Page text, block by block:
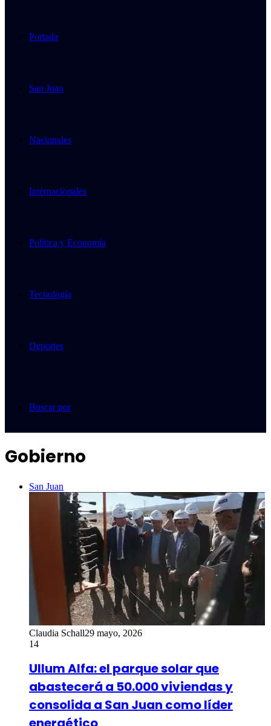
Portada
San Juan
Nacionales
Internacionales
Política y Economía
Tecnología
Deportes
Buscar por
Gobierno
San Juan
Claudia Schall29 mayo, 2026
14
Ullum Alfa: el parque solar que
abastecerá a 50.000 viviendas y
consolida a San Juan como líder